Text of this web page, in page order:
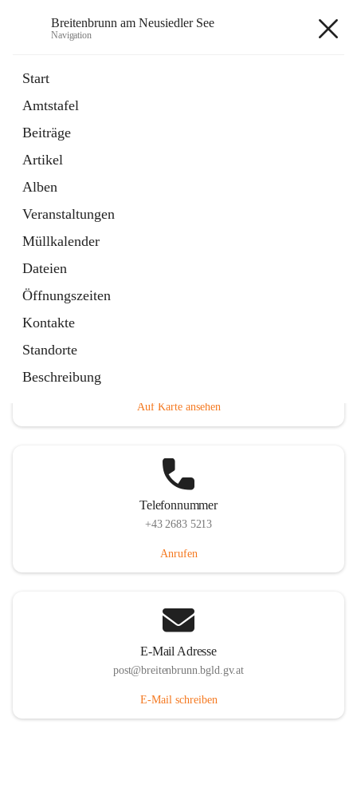
Breitenbrunn am Neusiedler See
Navigation
Start
Amtstafel
Beiträge
Artikel
Alben
Veranstaltungen
Müllkalender
Dateien
Öffnungszeiten
Kontakte
Standorte
Beschreibung
18 Schnellzugriffe
Gemeindeservice
Auf Karte ansehen
Telefonnummer
+43 2683 5213
Anrufen
E-Mail Adresse
post@breitenbrunn.bgld.gv.at
E-Mail schreiben